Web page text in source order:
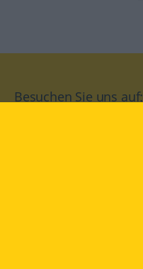
Besuchen Sie uns auf: